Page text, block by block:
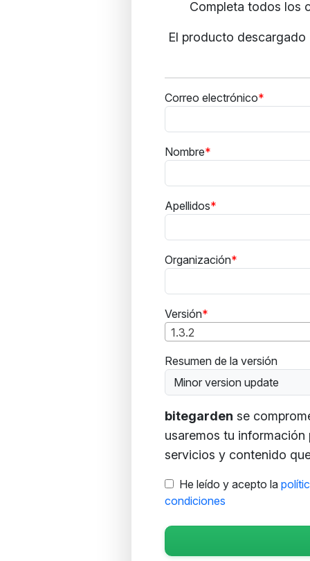
Completa todos los
El producto
Correo electrónico
Nombre
Apellidos
Organización
Versión
1.3.2
Resumen de la versión
Minor version update
bitegarden se
usaremos tu
servicios y contenido
He leído y acepto la
condiciones